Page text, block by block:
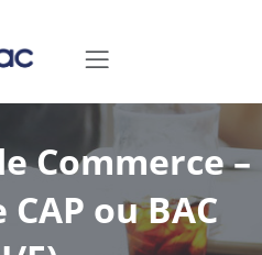
Commerce –
ou BAC